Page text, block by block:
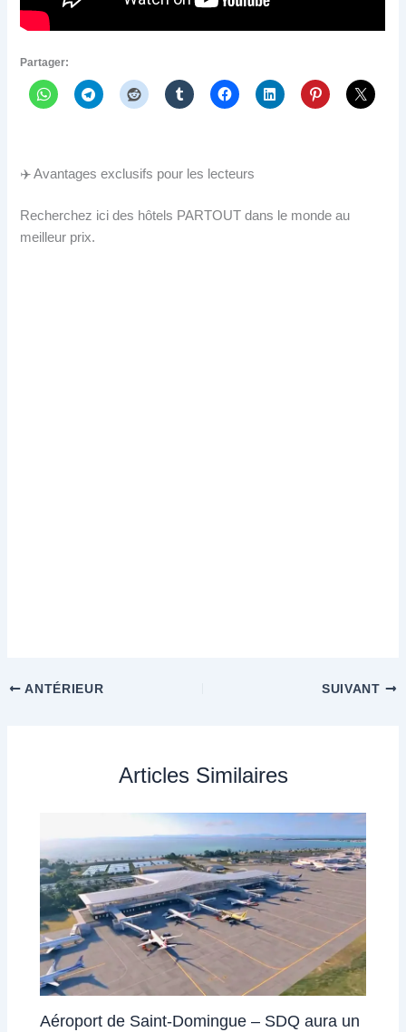
Partager:
✈️ Avantages exclusifs pour les lecteurs
Recherchez ici des hôtels PARTOUT dans le monde au
meilleur prix.
ANTÉRIEUR SUIVANT
Articles Similaires
Aéroport de Saint-Domingue – SDQ aura un